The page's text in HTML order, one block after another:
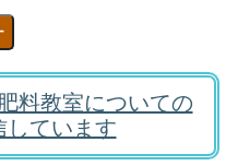
料教室についての
しています